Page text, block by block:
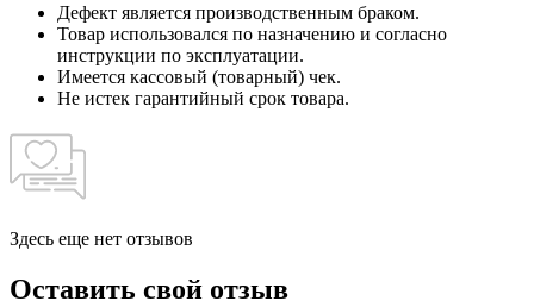
Дефект является производственным браком.
Товар использовался по назначению и согласно
инструкции по эксплуатации.
Имеется кассовый (товарный) чек.
Не истек гарантийный срок товара.
Здесь еще нет отзывов
Оставить свой отзыв